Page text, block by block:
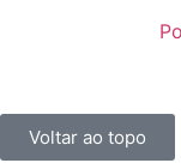
Voltar ao topo